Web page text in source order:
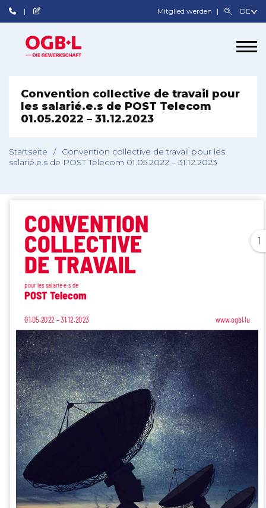
Mitglied werden
Convention collective de travail pour
les salarié.e.s de POST Telecom
01.05.2022 – 31.12.2023
Startseite /
Convention collective de travail pour les
salarié.e.s de POST Telecom 01.05.2022 – 31.12.2023
1